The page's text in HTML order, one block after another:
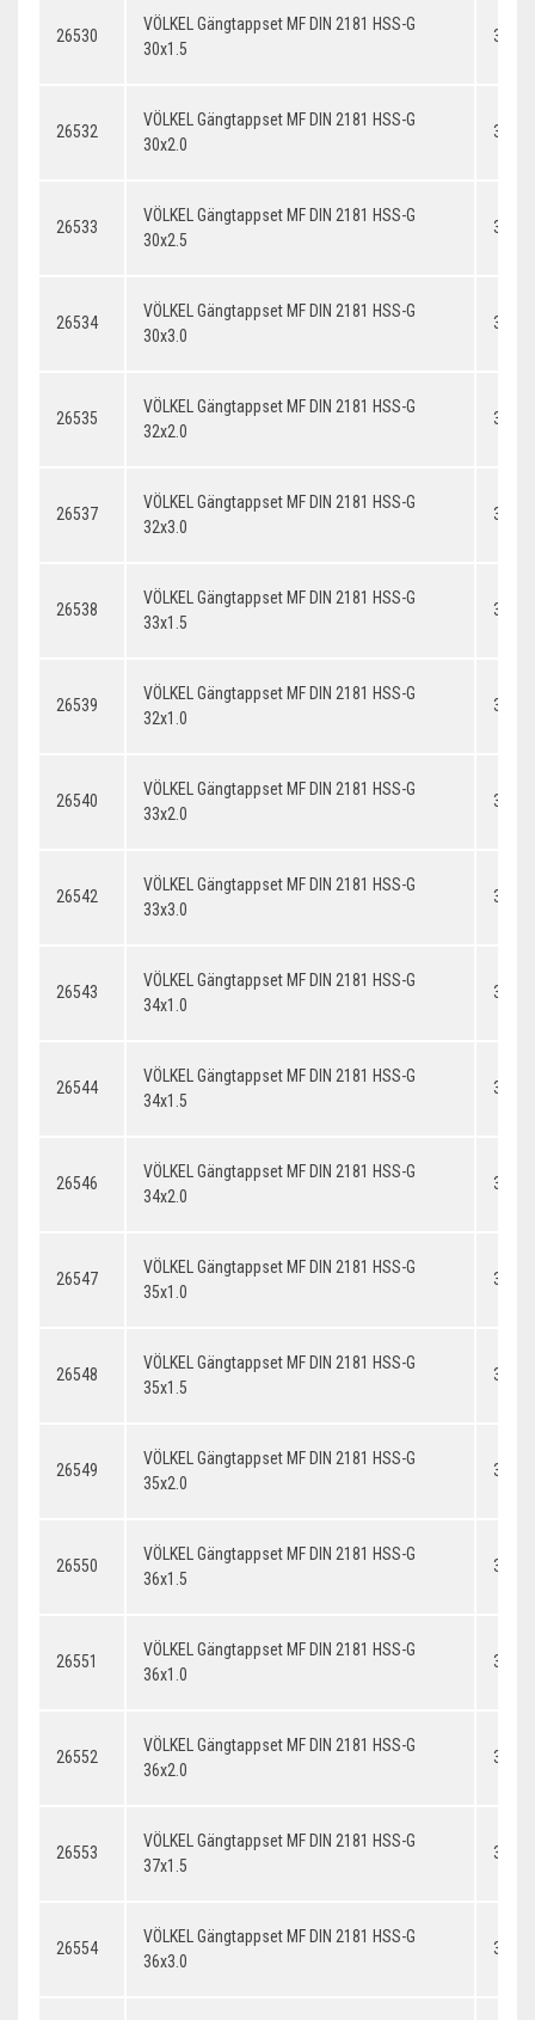
26530
VÖLKEL Gängtappset MF DIN 2181 HSS-G
30x1.5
26532
VÖLKEL Gängtappset MF DIN 2181 HSS-G
30x2.0
26533
VÖLKEL Gängtappset MF DIN 2181 HSS-G
30x2.5
26534
VÖLKEL Gängtappset MF DIN 2181 HSS-G
30x3.0
26535
VÖLKEL Gängtappset MF DIN 2181 HSS-G
32x2.0
26537
VÖLKEL Gängtappset MF DIN 2181 HSS-G
32x3.0
26538
VÖLKEL Gängtappset MF DIN 2181 HSS-G
33x1.5
26539
VÖLKEL Gängtappset MF DIN 2181 HSS-G
32x1.0
26540
VÖLKEL Gängtappset MF DIN 2181 HSS-G
33x2.0
26542
VÖLKEL Gängtappset MF DIN 2181 HSS-G
33x3.0
26543
VÖLKEL Gängtappset MF DIN 2181 HSS-G
34x1.0
26544
VÖLKEL Gängtappset MF DIN 2181 HSS-G
34x1.5
26546
VÖLKEL Gängtappset MF DIN 2181 HSS-G
34x2.0
26547
VÖLKEL Gängtappset MF DIN 2181 HSS-G
35x1.0
26548
VÖLKEL Gängtappset MF DIN 2181 HSS-G
35x1.5
26549
VÖLKEL Gängtappset MF DIN 2181 HSS-G
35x2.0
26550
VÖLKEL Gängtappset MF DIN 2181 HSS-G
36x1.5
26551
VÖLKEL Gängtappset MF DIN 2181 HSS-G
36x1.0
26552
VÖLKEL Gängtappset MF DIN 2181 HSS-G
36x2.0
26553
VÖLKEL Gängtappset MF DIN 2181 HSS-G
37x1.5
26554
VÖLKEL Gängtappset MF DIN 2181 HSS-G
36x3.0